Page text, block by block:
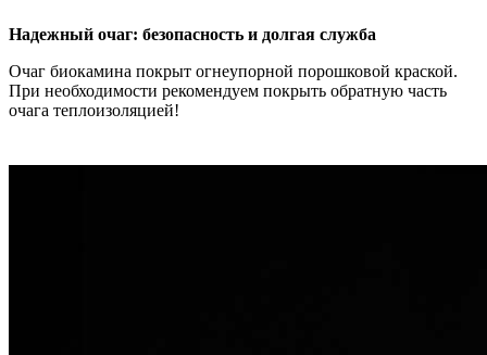
Надежный очаг: безопасность и долгая служба
Очаг биокамина покрыт огнеупорной порошковой краской.
При необходимости рекомендуем покрыть обратную часть
очага теплоизоляцией!